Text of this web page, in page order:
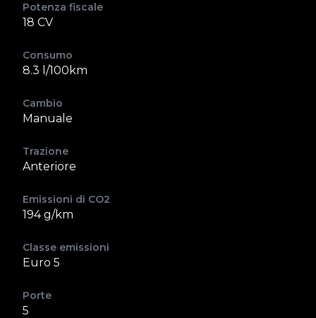
Potenza fiscale
18 CV
Consumo
8.3 l/100km
Cambio
Manuale
Trazione
Anteriore
Emissioni di CO2
194 g/km
Classe emissioni
Euro 5
Porte
5